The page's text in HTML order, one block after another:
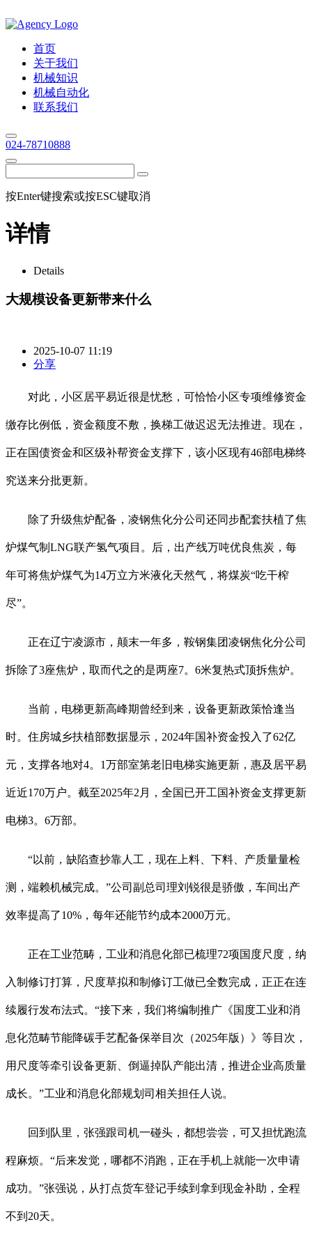
首页
关于我们
机械知识
机械自动化
联系我们
024-78710888
按Enter键搜索或按ESC键取消
详情
Details
大规模设备更新带来什么
2025-10-07 11:19
分享
对此，小区居平易近很是忧愁，可恰恰小区专项维修资金
缴存比例低，资金额度不敷，换梯工做迟迟无法推进。现在，
正在国债资金和区级补帮资金支撑下，该小区现有46部电梯终
究送来分批更新。
除了升级焦炉配备，凌钢焦化分公司还同步配套扶植了焦
炉煤气制LNG联产氢气项目。后，出产线万吨优良焦炭，每
年可将焦炉煤气为14万立方米液化天然气，将煤炭“吃干榨
尽”。
正在辽宁凌源市，颠末一年多，鞍钢集团凌钢焦化分公司
拆除了3座焦炉，取而代之的是两座7。6米复热式顶拆焦炉。
当前，电梯更新高峰期曾经到来，设备更新政策恰逢当
时。住房城乡扶植部数据显示，2024年国补资金投入了62亿
元，支撑各地对4。1万部室第老旧电梯实施更新，惠及居平易
近近170万户。截至2025年2月，全国已开工国补资金支撑更新
电梯3。6万部。
“以前，缺陷查抄靠人工，现在上料、下料、产质量量检
测，端赖机械完成。”公司副总司理刘锐很是骄傲，车间出产
效率提高了10%，每年还能节约成本2000万元。
正在工业范畴，工业和消息化部已梳理72项国度尺度，纳
入制修订打算，尺度草拟和制修订工做已全数完成，正正在连
续履行发布法式。“接下来，我们将编制推广《国度工业和消
息化范畴节能降碳手艺配备保举目次（2025年版）》等目次，
用尺度等牵引设备更新、倒逼掉队产能出清，推进企业高质量
成长。”工业和消息化部规划司相关担任人说。
回到队里，张强跟司机一碰头，都想尝尝，可又担忧跑流
程麻烦。“后来发觉，哪都不消跑，正在手机上就能一次申请
成功。”张强说，从打点货车登记手续到拿到现金补助，全程
不到20天。